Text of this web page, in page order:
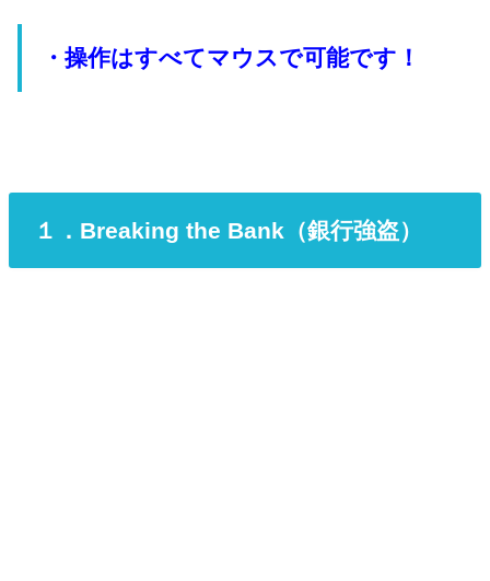
・操作はすべてマウスで可能です！
１．Breaking the Bank（銀行強盗）